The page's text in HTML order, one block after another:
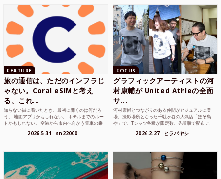
FEATURE
旅の通信は、ただのインフラじ
ゃない。Coral eSIMと考え
る、これ...
知らない街に着いたとき、最初に開くのは何だろ
う。 地図アプリかもしれない。 ホテルまでのルー
トかもしれない。 空港から市内へ向かう電車の乗
2026.5.31 sn22000
FOCUS
グラフィックアーティストの河
村康輔が United Athleの全面
サ...
河村康輔とつながりのある仲間がビジュアルに登
場。撮影場所となった千駄ヶ谷の人気店「ほそ島
や」で、Tシャツ各種が限定数、先着順で配布 こ
2026.2.27 ヒラバヤシ